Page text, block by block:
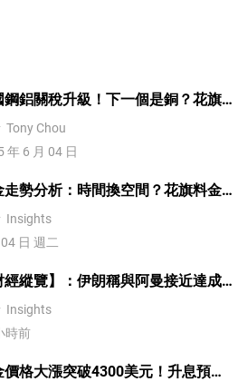
鋼鋁關稅升級！下一個是銅？花旗
說
Tony Chou
年 6 月 04 日
走勢分析：時間換空間？花旗料金
季度上探4500
Insights
日 週二
經縱覽】：伊朗稱與阿曼接近達成
，黃金漲超200美元、WTI原油三連
道指續創歷史新高！
Insights
時前
價格大漲突破4300美元！升息預期